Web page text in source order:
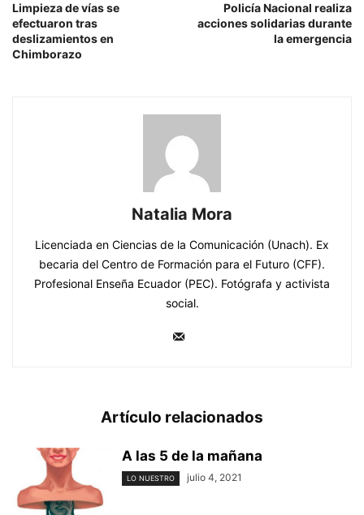
Limpieza de vías se
efectuaron tras
deslizamientos en
Chimborazo
Policía Nacional realiza
acciones solidarias durante
la emergencia
Natalia Mora
Licenciada en Ciencias de la Comunicación (Unach). Ex
becaria del Centro de Formación para el Futuro (CFF).
Profesional Enseña Ecuador (PEC). Fotógrafa y activista
social.
Artículo relacionados
A las 5 de la mañana
LO NUESTRO julio 4, 2021